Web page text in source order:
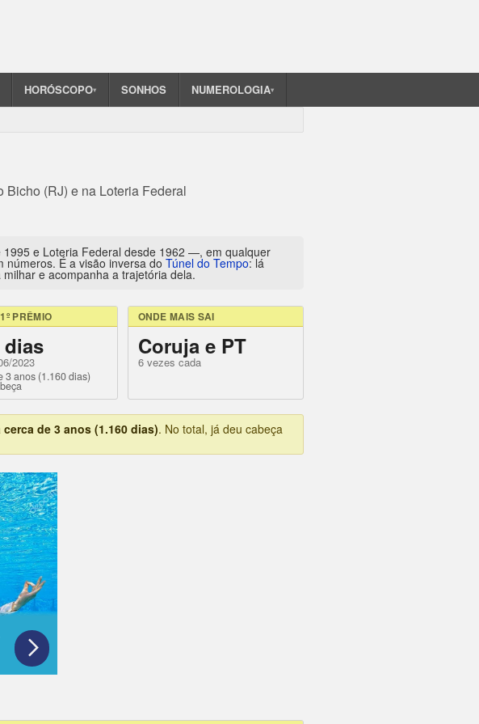
HORÓSCOPO▾ SONHOS NUMEROLOGIA▾
Bicho (RJ) e na Loteria Federal
e Loteria Federal desde 1962 —, em qualquer
É a visão inversa do Túnel do Tempo: lá
e acompanha a trajetória dela.
PRÊMIO
dias
2023
3 anos (1.160 dias)
ONDE MAIS SAI
Coruja e PT
6 vezes cada
cerca de 3 anos (1.160 dias). No total, já deu cabeça